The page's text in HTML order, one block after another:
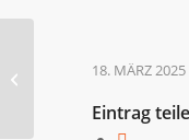
18. MÄRZ 2025
Eintrag
Content-Marketing-